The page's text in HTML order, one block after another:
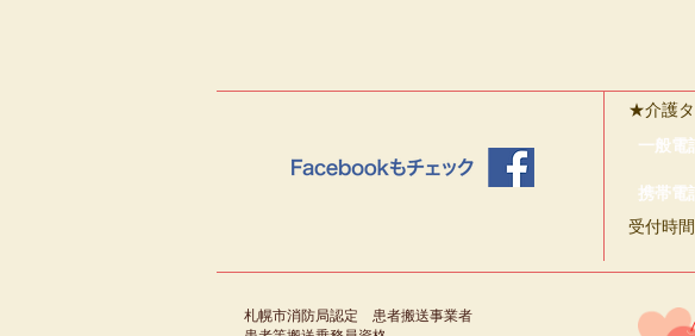
★介護タ
一般電
携帯電
受付時間
札幌市消防局認定 患者搬送事業者